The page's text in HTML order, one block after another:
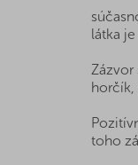
látka
horčík,
toho